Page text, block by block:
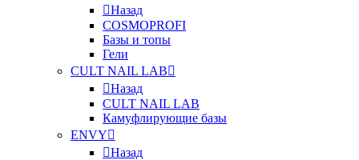
Назад
COSMOPROFI
Базы и топы
Гели
CULT NAIL LAB
Назад
CULT NAIL LAB
Камуфлирующие базы
ENVY
Назад